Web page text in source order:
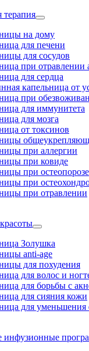
на дому
для печени
для сосудов
при отравлении
для сердца
капельница от
при
для иммунитета
для мозга
от токсинов
при аллергии
при ковиде
при остеопорозе
при
при отравлении
Золушка
anti-age
для похудения
для волос и
для борьбы с
для сияния кожи
для уменьшения
инфузионные